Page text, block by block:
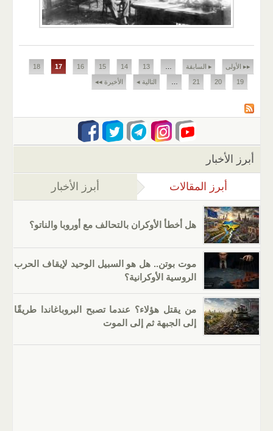
الصفحات
▸▸ الأولى ▸ السابقة 13
14
15
16
17
18
19
20
21 التالية ◂ الأخيرة ◂◂
أبرز الأخبار
أبرز المقالات (علامة التبويب النشطة)
أبرز الأخبار
هل أخطأ الأوكران بالتحالف مع أوروبا والناتو؟
موت بوتن.. هل هو السبيل الوحيد لإيقاف الحرب
الروسية الأوكرانية؟
من يقتل هؤلاء؟ عندما تصبح البروباغاندا طريقًا
إلى الجبهة ثم إلى الموت